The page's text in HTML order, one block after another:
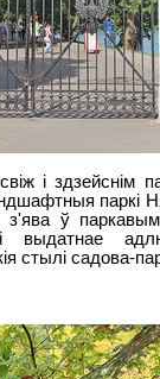
і здзейснім
паркі
з'ява ў
выдатнае
стылі садова-